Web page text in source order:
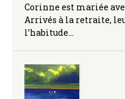
Corinne est mariée
Arrivés à la retraite,
l’habitude…